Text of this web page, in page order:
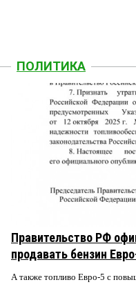
ПОЛИТИКА
Правительство РФ
продавать бензин
А также топливо Евро-5 с